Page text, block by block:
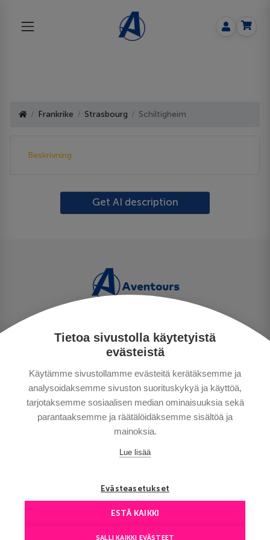
Tietoa sivustolla käytetyistä
evästeistä
Käytämme sivustollamme evästeitä kerätäksemme ja
analysoidaksemme sivuston suorituskykyä ja käyttöä,
tarjotaksemme sosiaalisen median ominaisuuksia sekä
parantaaksemme ja räätälöidäksemme sisältöä ja
mainoksia.
Lue lisää
Evästeasetukset
ESTÄ KAIKKI
SALLI KAIKKI EVÄSTEET
Frankrike Strasbourg Schiltigheim
Beskrivning
Get AI description
PERSONUPPGIFTSPOLICY
BETALNINGSVILLKOR
RESEVILLKOR
BRA ATT VETA
KONTAKTA OSS
Copyright © Aventours 2026